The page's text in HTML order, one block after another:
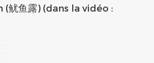
(鱿鱼露) (dans la vidéo :